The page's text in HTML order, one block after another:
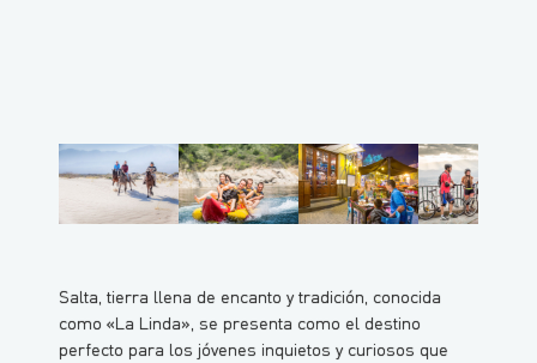
Salta, tierra llena de encanto y tradición, conocida
como «La Linda», se presenta como el destino
perfecto para los jóvenes inquietos y curiosos que